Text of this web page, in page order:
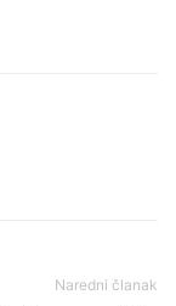
Naredni članak